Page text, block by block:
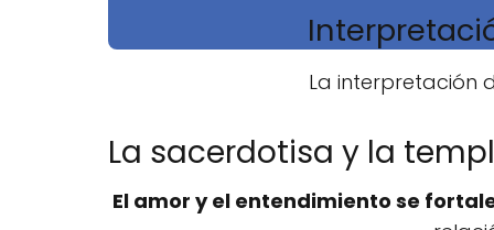
La interpretación
La sacerdotisa y la
El amor y el entendimiento se